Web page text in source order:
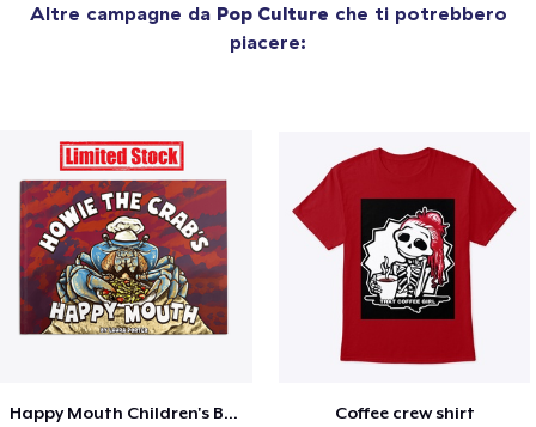
Altre campagne da Pop Culture che ti potrebbero
piacere:
Happy Mouth Children's Book Coffee crew shirt